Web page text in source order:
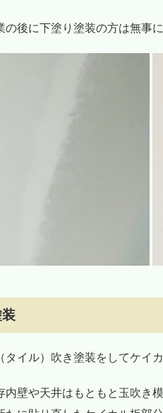
の後に下塗り塗装の方は無事
タイル）吹き塗装をしてケイ
内壁や天井はもともと玉吹き